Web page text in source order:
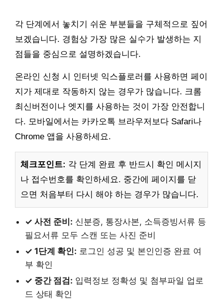
각 단계에서 놓치기 쉬운 부분들을 구체적으로 짚어
보겠습니다. 경험상 가장 많은 실수가 발생하는 지
점들을 중심으로 설명하겠습니다.
온라인 신청 시 인터넷 익스플로러를 사용하면 페이
지가 제대로 작동하지 않는 경우가 많습니다. 크롬
최신버전이나 엣지를 사용하는 것이 가장 안전합니
다. 모바일에서는 카카오톡 브라우저보다 Safari나
Chrome 앱을 사용하세요.
체크포인트: 각 단계 완료 후 반드시 확인 메시지
나 접수번호를 확인하세요. 중간에 페이지를 닫
으면 처음부터 다시 해야 하는 경우가 많습니다.
✓ 사전 준비: 신분증, 통장사본, 소득증빙서류 등
필요서류 모두 스캔 또는 사진 준비
✓ 1단계 확인: 로그인 성공 및 본인인증 완료 여
부 확인
✓ 중간 점검: 입력정보 정확성 및 첨부파일 업로
드 상태 확인